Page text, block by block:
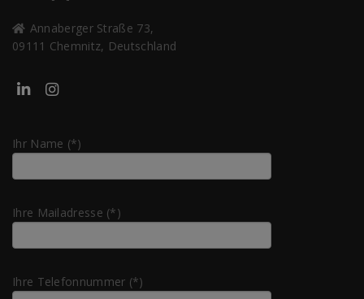
Annaberger Straße 73,
09111 Chemnitz, Deutschland
Ihr Name (*)
Ihre Mailadresse (*)
Ihre Telefonnummer (*)